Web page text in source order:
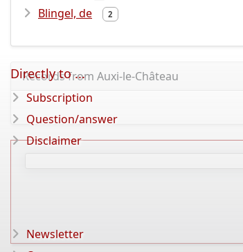
Blingel, de 2
Records from Auxi-le-Château
Directly to ...
Subscription
Question/answer
Disclaimer
Newsletter